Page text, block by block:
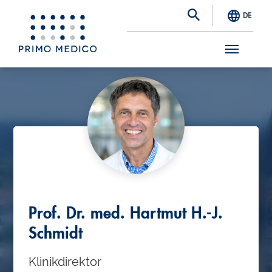
S
n
DE
Prof. Dr. med. Hartmut H.-J.
Schmidt
Klinikdirektor